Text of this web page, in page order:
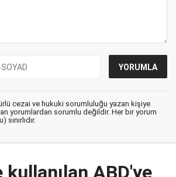
cezai ve hukuki sorumluluğu yazan kişiye
yorumlardan sorumlu değildir. Her bir yorum